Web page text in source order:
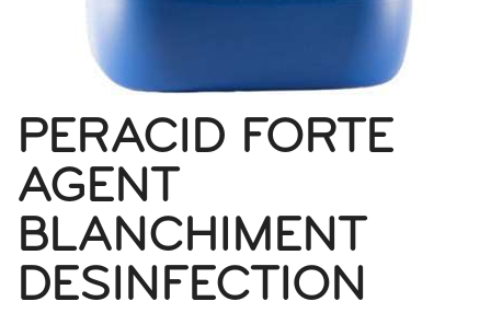
PERACID FORTE
AGENT
BLANCHIMENT
DESINFECTION